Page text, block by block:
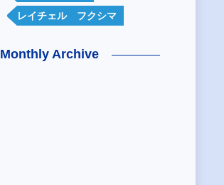
レイチェル フクシマ
Monthly Archive